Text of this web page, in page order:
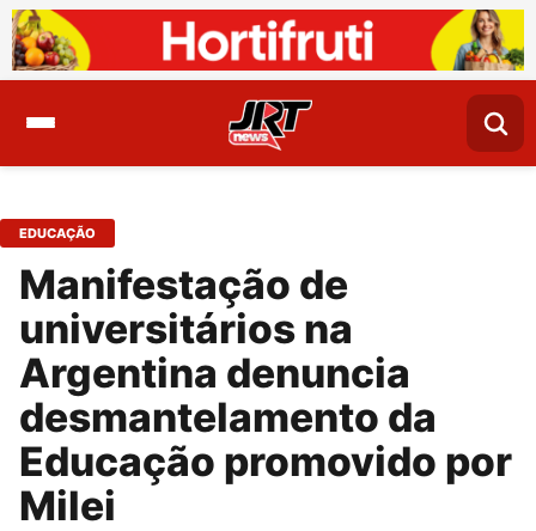
EDUCAÇÃO
Manifestação de
universitários na
Argentina denuncia
desmantelamento da
Educação promovido por
Milei